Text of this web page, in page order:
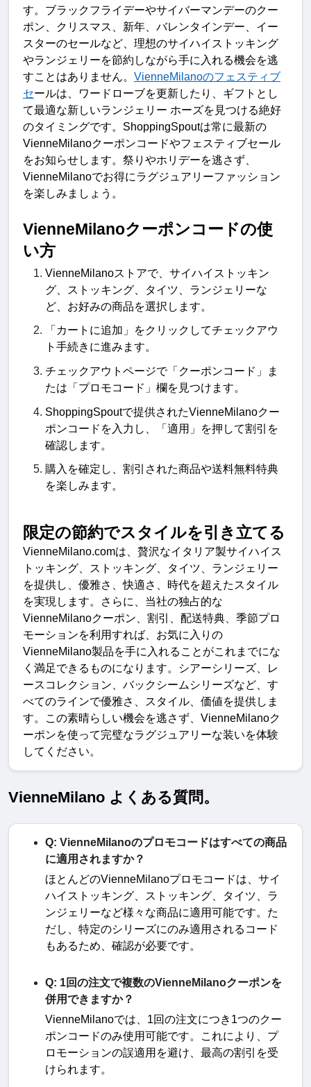
す。ブラックフライデーやサイバーマンデーのクー
ポン、クリスマス、新年、バレンタインデー、イー
スターのセールなど、理想のサイハイストッキング
やランジェリーを節約しながら手に入れる機会を逃
すことはありません。 VienneMilanoのフェスティブ
セールは、ワードローブを更新したり、ギフトとし
て最適な新しいランジェリー ホーズを見つける絶好
のタイミングです。 ShoppingSpoutは常に最新の
VienneMilanoクーポンコードやフェスティブセール
をお知らせします。祭りやホリデーを逃さず、
VienneMilanoでお得にラグジュアリーファッション
を楽しみましょう 。
VienneMilanoクーポンコードの使
い方
VienneMilanoストアで、サイハイストッキン
グ、ストッキング、タイツ、ランジェリーな
ど、お好みの商品を選択します。
「カートに追加」をクリックしてチェックアウ
ト手続きに進みます。
チェックアウトページで「クーポンコード」ま
たは「プロモコード」欄を見つけます。
ShoppingSpoutで提供されたVienneMilanoクー
ポンコードを入力し、「適用」を押して割引を
確認します。
購入を確定し、割引された商品や送料無料特典
を楽しみます。
限定の節約でスタイルを引き立てる
VienneMilano.comは、贅沢なイタリア製サイハイス
トッキング、ストッキング、タイツ、ランジェリー
を提供し、優雅さ、快適さ、時代を超えたスタイル
を実現します。さらに、当社の独占的な
VienneMilanoクーポン、割引、配送特典、季節プロ
モーションを利用すれば、お気に入りの
VienneMilano製品を手に入れることがこれまでにな
く満足できるものになります。シアーシリーズ、レ
ースコレクション、バックシームシリーズなど、す
べてのラインで優雅さ、スタイル、価値を提供しま
す。この素晴らしい機会を逃さず、 VienneMilanoク
ーポンを使って完璧なラグジュアリーな装いを体験
してください。
VienneMilano よくある質問。
Q: VienneMilanoのプロモコードはすべての商品
に適用されますか？
ほとんどのVienneMilanoプロモコードは、サイ
ハイストッキング、ストッキング、タイツ、ラ
ンジェリーなど様々な商品に適用可能です。た
だし、特定のシリーズにのみ適用されるコード
もあるため、確認が必要です。
Q: 1回の注文で複数のVienneMilanoクーポンを
併用できますか？
VienneMilanoでは、 1回の注文につき 1つのクー
ポンコードのみ使用可能です。これにより、プ
ロモーションの誤適用を避け、最高の割引を受
けられます。